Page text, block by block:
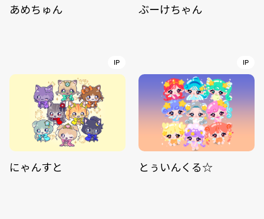
あめちゅん ぶーけちゃん
IP
にゃんすと
IP
とぅいんくる☆